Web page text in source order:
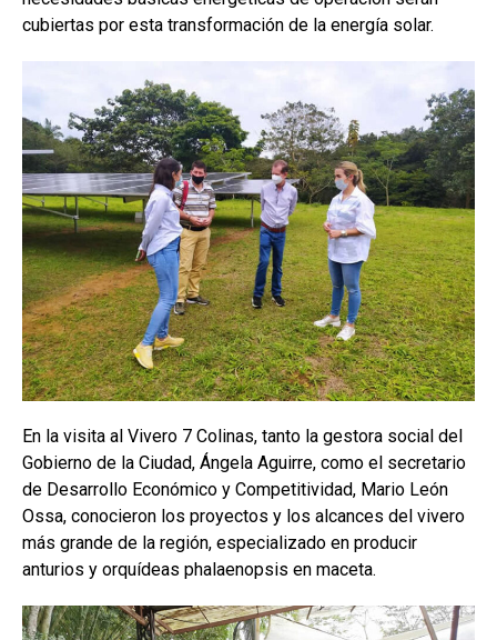
cubiertas por esta transformación de la energía solar.
En la visita al Vivero 7 Colinas, tanto la gestora social del
Gobierno de la Ciudad, Ángela Aguirre, como el secretario
de Desarrollo Económico y Competitividad, Mario León
Ossa, conocieron los proyectos y los alcances del vivero
más grande de la región, especializado en producir
anturios y orquídeas phalaenopsis en maceta.